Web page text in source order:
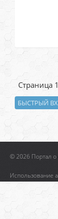
Страница 1
© 2026 Портал о
Использование